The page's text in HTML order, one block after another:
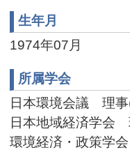
生年月
1974年07月
所属学会
日本環境会議 理
日本地域経済学会
環境経済・政策学会